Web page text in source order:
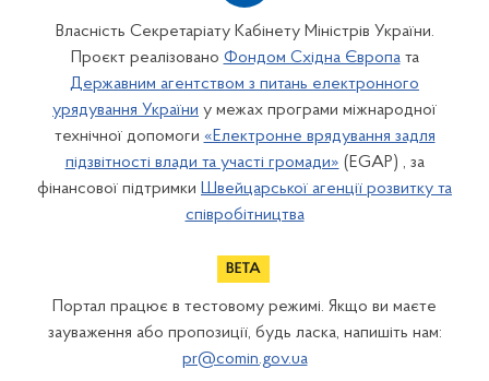
Власність Секретаріату Кабінету Міністрів України.
Проєкт реалізовано Фондом Східна Європата
Державним агентством з питань електронного
урядування України у межах програми міжнародної
технічної допомоги «Електронне врядування задля
підзвітності влади та участі громади» (EGAP) , за
фінансової підтримки Швейцарської агенції розвитку та
співробітництва
Портал працює в тестовому режимі. Якщо ви маєте
зауваження або пропозиції, будь ласка, напишіть нам:
pr@comin.gov.ua